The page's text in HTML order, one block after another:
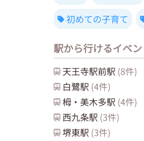
初めての子育て
駅から行けるイベン
天王寺駅前駅 (8件)
白鷺駅 (4件)
栂・美木多駅 (4件)
西九条駅 (3件)
堺東駅 (3件)